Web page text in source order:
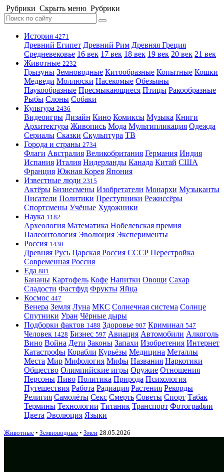
Рубрики Скрыть меню Рубрики
История 4271
Древний Египет Древний Рим Древняя Греция
Средневековье 16 век 17 век 18 век 19 век 20 век 21 век
Животные 2232
Грызуны Земноводные Китообразные Копытные Кошки
Медведи Моллюски Насекомые Обезьяны
Паукообразные Пресмыкающиеся Птицы Ракообразные
Рыбы Слоны Собаки
Культура 2436
Видеоигры Дизайн Кино Комиксы Музыка Книги
Архитектура Живопись Мода Мультипликация Одежда
Сериалы Сказки Скульптура ТВ
Города и страны 2734
Флаги Австралия Великобритания Германия Индия
Испания Италия Нидерланды Канада Китай США
Франция Южная Корея Япония
Известные люди 2315
Актёры Бизнесмены Изобретатели Монархи Музыканты
Писатели Политики Преступники Режиссёры
Спортсмены Учёные Художники
Наука 1182
Археология Математика Нобелевская премия
Палеонтология Эволюция Эксперименты
Россия 1430
Древняя Русь Царская Россия СССР Перестройка
Современная Россия
Еда 881
Бананы Картофель Кофе Напитки Овощи Сахар
Сладости Фастфуд Фрукты Яйца
Космос 447
Венера Земля Луна МКС Солнечная система Солнце
Спутники Уран Чёрные дыры
Подборки фактов 1488 Здоровье 907 Криминал 547
Человек 1428 Бизнес 597 Авиация Автомобили Алкоголь
Вино Война Дети Законы Запахи Изобретения Интернет
Катастрофы Корабли Курьёзы Медицина Металлы
Места Мир Мифология Мифы Названия Наркотики
Общество Олимпийские игры Оружие Отношения
Персоны Пиво Политика Природа Психология
Путешествия Работа Радиация Растения Рекорды
Религия Самолёты Секс Смерть Советы Спорт Табак
Термины Технологии Титаник Транспорт Фотографии
Цвета Эволюция Языки
Животные • Земноводные • Змеи 28.05.2026